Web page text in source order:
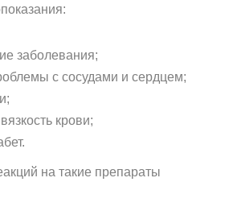
заболевания;
с сосудами и сердцем;
крови;
на такие препараты